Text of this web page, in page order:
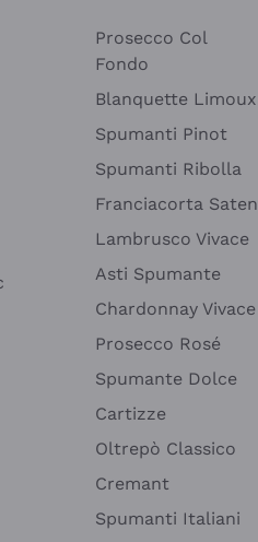
Prosecco Col
Fondo
Blanquette Limoux
Spumanti Pinot
Spumanti Ribolla
Franciacorta Saten
Lambrusco Vivace
Asti Spumante
Chardonnay Vivace
Prosecco Rosé
Spumante Dolce
Cartizze
Oltrepò Classico
Cremant
Spumanti Italiani